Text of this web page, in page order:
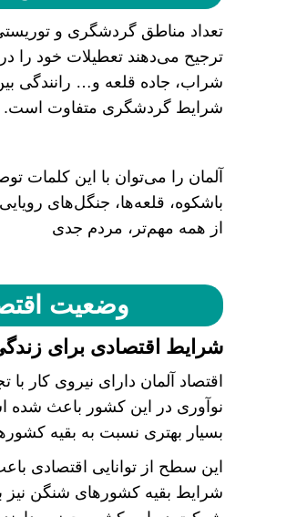
تعداد مناطق گردشگری و
ترجیح می‌دهند تعطیلات خود را در
شراب، جاده قلعه و… رانندگی
شرایط گردشگری متفاوت است.
آلمان را می‌توان با این کلمات
باشکوه، قلعه‌ها، جنگل‌های
از همه مهم‌تر، مردم جدی
وضعیت
شرایط اقتصادی برای
اقتصاد آلمان دارای نیروی کار
نوآوری در این کشور باعث شده
بسیار بهتری نسبت به بقیه
این سطح از توانایی اقتصادی